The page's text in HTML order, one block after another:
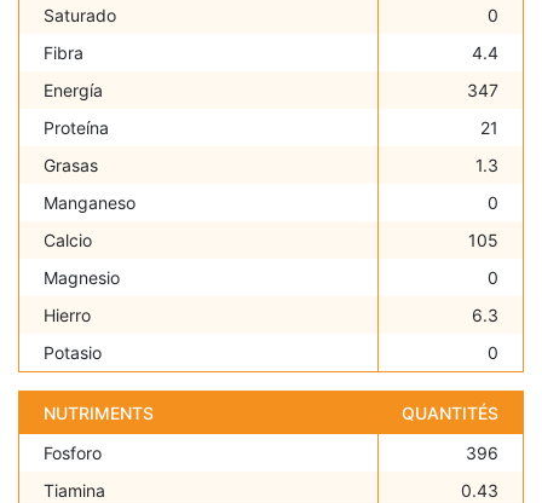
Saturado
0
Fibra
4.4
Energía
347
Proteína
21
Grasas
1.3
Manganeso
0
Calcio
105
Magnesio
0
Hierro
6.3
Potasio
0
NUTRIMENTS
QUANTITÉS
Fosforo
396
Tiamina
0.43